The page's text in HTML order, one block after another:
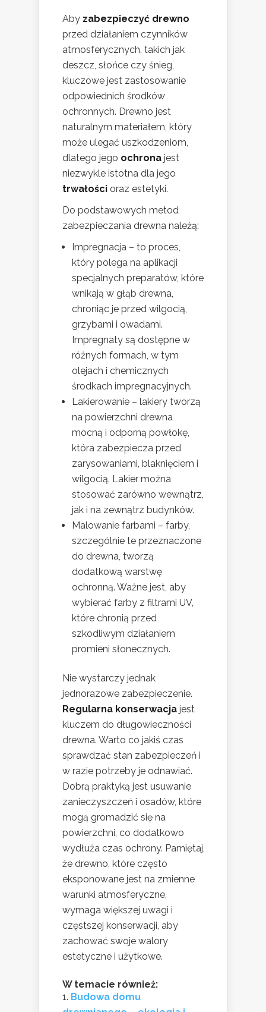
Aby zabezpieczyć drewno
przed działaniem czynników
atmosferycznych, takich jak
deszcz, słońce czy śnieg,
kluczowe jest zastosowanie
odpowiednich środków
ochronnych. Drewno jest
naturalnym materiałem, który
może ulegać uszkodzeniom,
dlatego jego ochrona jest
niezwykle istotna dla jego
trwałości oraz estetyki.
Do podstawowych metod
zabezpieczania drewna należą:
Impregnacja – to proces,
który polega na aplikacji
specjalnych preparatów, które
wnikają w głąb drewna,
chroniąc je przed wilgocią,
grzybami i owadami.
Impregnaty są dostępne w
różnych formach, w tym
olejach i chemicznych
środkach impregnacyjnych.
Lakierowanie – lakiery tworzą
na powierzchni drewna
mocną i odporną powłokę,
która zabezpiecza przed
zarysowaniami, blaknięciem i
wilgocią. Lakier można
stosować zarówno wewnątrz,
jak i na zewnątrz budynków.
Malowanie farbami – farby,
szczególnie te przeznaczone
do drewna, tworzą
dodatkową warstwę
ochronną. Ważne jest, aby
wybierać farby z filtrami UV,
które chronią przed
szkodliwym działaniem
promieni słonecznych.
Nie wystarczy jednak
jednorazowe zabezpieczenie.
Regularna konserwacja jest
kluczem do długowieczności
drewna. Warto co jakiś czas
sprawdzać stan zabezpieczeń i
w razie potrzeby je odnawiać.
Dobrą praktyką jest usuwanie
zanieczyszczeń i osadów, które
mogą gromadzić się na
powierzchni, co dodatkowo
wydłuża czas ochrony. Pamiętaj,
że drewno, które często
eksponowane jest na zmienne
warunki atmosferyczne,
wymaga większej uwagi i
częstszej konserwacji, aby
zachować swoje walory
estetyczne i użytkowe.
W temacie również:
Budowa domu